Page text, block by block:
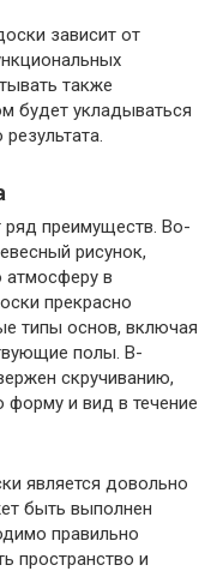
зависит от
также
будет укладываться
ряд преимуществ. Во-
рисунок,
атмосферу в
прекрасно
типы основ, включая
полы. В-
скручиванию,
форму и вид в течение
является довольно
быть выполнен
правильно
пространство и